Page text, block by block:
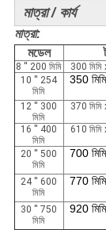
মাত্রা / কার্য
মাত্রা:
মডেল
8 '' 200 মিমি 300
10 '' 254
মিমি
350
12 '' 300
মিমি
370
16 '' 400
মিমি
610
20 '' 500
মিমি
700
24 '' 600
মিমি
770
30 '' 750
মিমি
920